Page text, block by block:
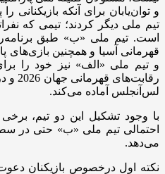
و توان‌یابان برای آنکه بازیکنانی
تیم ملی دیگر کردند؛ تیمی که
است. تیم ملی «ب» طبق
و تیم ملی «الف» نیز خود را
لس‌آنجلس آماده می‌کند.
با وجود تشکیل این دو تیم،
احتمالی تیم ملی «ب» حتی در
می‌دهد.
نکته اول درخصوص بازیکنان